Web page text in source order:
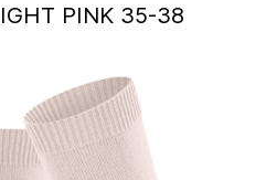
PINK 35-38